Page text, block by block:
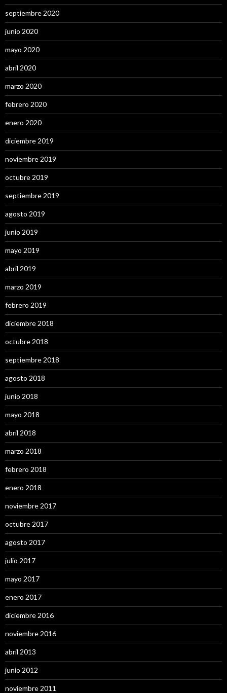
septiembre 2020
junio 2020
mayo 2020
abril 2020
marzo 2020
febrero 2020
enero 2020
diciembre 2019
noviembre 2019
octubre 2019
septiembre 2019
agosto 2019
junio 2019
mayo 2019
abril 2019
marzo 2019
febrero 2019
diciembre 2018
octubre 2018
septiembre 2018
agosto 2018
junio 2018
mayo 2018
abril 2018
marzo 2018
febrero 2018
enero 2018
noviembre 2017
octubre 2017
agosto 2017
julio 2017
mayo 2017
enero 2017
diciembre 2016
noviembre 2016
abril 2013
junio 2012
noviembre 2011